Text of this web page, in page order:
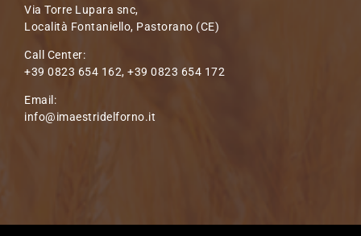
Via Torre Lupara snc,
Località Fontaniello, Pastorano (CE)
Call Center:
+39 0823 654 162, +39 0823 654 172
Email:
info@imaestridelforno.it